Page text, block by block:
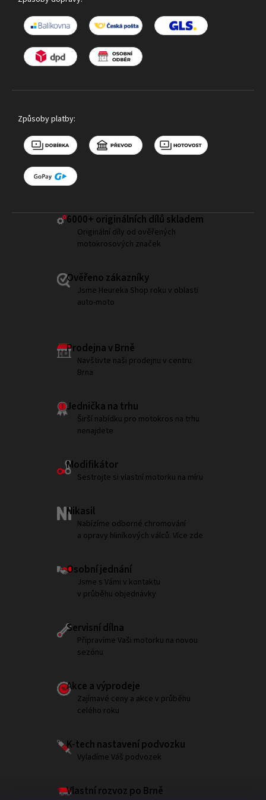
Způsoby platby:
6000+ ​originálních dílů skladem
Originální díly od ověřených
motokrosových značek
Ověřeno zákazníky
Jsme Heureka Shop roku v oblasti
auto-moto
Prodejna v Brně
Navštivte naši prodejnu v centru
Brna
Jednička na trhu
Širší nabídku pro motokros na trhu
nenajdete
Modifikátor
Sestrojte si vlastní motorku na míru
Nikasil
Nabízíme odborné chromování
a opravy hliníkových válců. Více zde
Osobní jednání
Jsme s Vámi v kontaktu
v průběhu objednávky
Servisní dílna
Připravíme Vaši motorku na novou
sezónu
Akce a výprodeje
Zajímavé ceny a akce v průběhu
celého roku
K-tech nastavení podvozku
Vyladíme Váš podvozek
Vlastní rozvoz po Brně